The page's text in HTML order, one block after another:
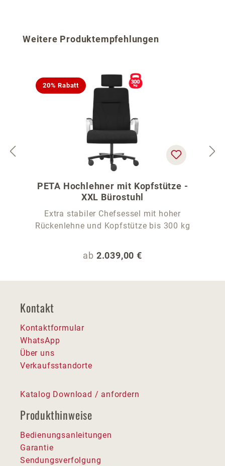
Produktgalerie überspringen
Weitere Produktempfehlungen
20% Rabatt
PETA Hochlehner mit Kopfstütze -
XXL Bürostuhl
Extra stabiler Chefsessel mit hoher
Rückenlehne und Kopfstütze bis 300 kg
Regulärer Preis:
ab 2.039,00 €
Kontakt
Kontaktformular
WhatsApp
Über uns
Verkaufsstandorte
Katalog Download / anfordern
Produkthinweise
Bedienungsanleitungen
Garantie
Sendungsverfolgung